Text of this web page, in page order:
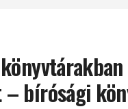
bírósági